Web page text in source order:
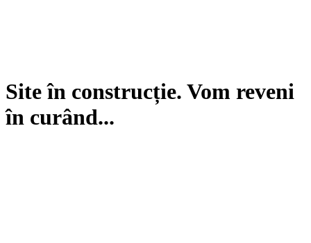
Site în construcție. Vom reveni
în curând...